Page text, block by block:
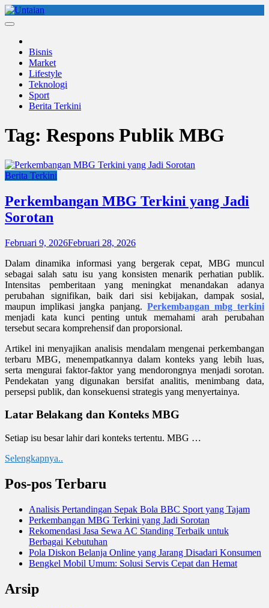
Skip
to
Bisnis
Market
Lifestyle
Teknologi
Sport
Berita Terkini
Tag: Respons Publik MBG
Berita Terkini
Perkembangan MBG Terkini yang Jadi
Sorotan
Februari 9, 2026Februari 28, 2026
Dalam dinamika informasi yang bergerak cepat, MBG muncul
sebagai salah satu isu yang konsisten menarik perhatian publik.
Intensitas pemberitaan yang meningkat menandakan adanya
perubahan signifikan, baik dari sisi kebijakan, dampak sosial,
maupun implikasi jangka panjang. Perkembangan mbg terkini
menjadi kata kunci penting untuk memahami arah perubahan
tersebut secara komprehensif dan proporsional.
Artikel ini menyajikan analisis mendalam mengenai perkembangan
terbaru MBG, menempatkannya dalam konteks yang lebih luas,
serta mengurai faktor-faktor yang mendorongnya menjadi sorotan.
Pendekatan yang digunakan bersifat analitis, menimbang data,
persepsi publik, dan konsekuensi strategis yang menyertainya.
Latar Belakang dan Konteks MBG
Setiap isu besar lahir dari konteks tertentu. MBG …
Selengkapnya..
Pos-pos Terbaru
Analisis Pertandingan Sepak Bola BBC Sport yang Tajam
Perkembangan MBG Terkini yang Jadi Sorotan
Rekomendasi Jasa Sewa AC Standing Terbaik untuk
Berbagai Kebutuhan
Pola Diskon Belanja Online yang Jarang Disadari Konsumen
Bengkel Mobil Umum: Solusi Servis Cepat dan Hemat
Arsip